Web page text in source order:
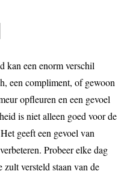
kan een enorm verschil
een compliment, of gewoon
opfleuren en een gevoel
is niet alleen goed voor de
geeft een gevoel van
Probeer elke dag
versteld staan van de